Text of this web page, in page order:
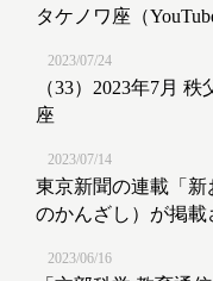
タケノワ座（
2023/07/24
（33）2023年7月
座
2023/07/14
東京新聞の連載「
のかんざし）が掲載
2023/06/16